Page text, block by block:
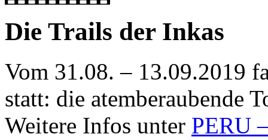
Die Trails der Inkas
Vom 31.08. – 13.09.2019
statt: die atemberaubende
Weitere Infos unter PERU